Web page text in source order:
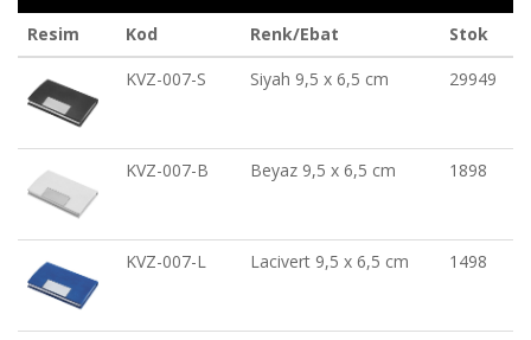
Resim Kod Renk/Ebat
Stok
KVZ-007-S
Siyah 9,5 x 6,5 cm 29949
KVZ-007-B Beyaz 9,5 x 6,5 cm 1898
KVZ-007-L Lacivert 9,5 x 6,5 cm 1498